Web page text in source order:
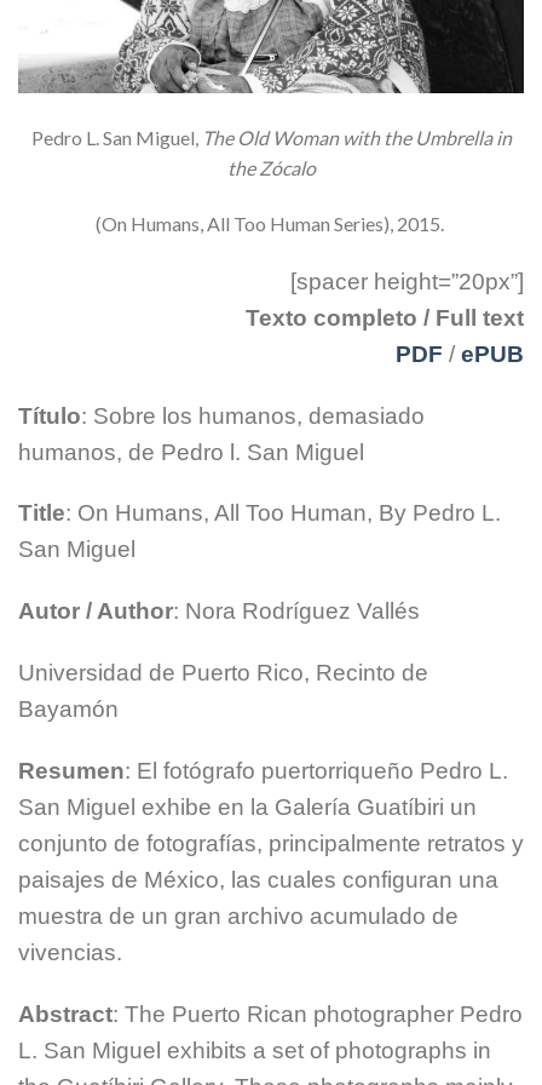
Pedro L. San Miguel, The Old Woman with the Umbrella in
the Zócalo
(On Humans, All Too Human Series), 2015.
[spacer height=”20px”]
Texto completo / Full text
PDF / ePUB
Título: Sobre los humanos, demasiado
humanos, de Pedro l. San Miguel
Title: On Humans, All Too Human, By Pedro L.
San Miguel
Autor / Author: Nora Rodríguez Vallés
Universidad de Puerto Rico, Recinto de
Bayamón
Resumen: El fotógrafo puertorriqueño Pedro L.
San Miguel exhibe en la Galería Guatíbiri un
conjunto de fotografías, principalmente retratos y
paisajes de México, las cuales configuran una
muestra de un gran archivo acumulado de
vivencias.
Abstract: The Puerto Rican photographer Pedro
L. San Miguel exhibits a set of photographs in